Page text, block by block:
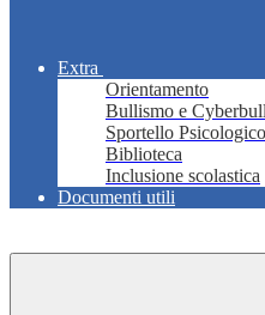
Extra
Orientamento
Bullismo e
Sportello Psicologico
Biblioteca
Inclusione scolastica
Documenti utili